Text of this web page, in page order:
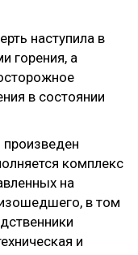
наступила в
горения, а
в состоянии
комплекс
на
в том
и